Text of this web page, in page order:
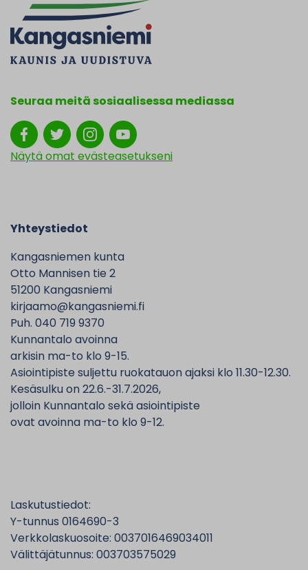
Seuraa meitä sosiaalisessa mediassa
Näytä omat evästeasetukseni
Yhteystiedot
Kangasniemen kunta
Otto Mannisen tie 2
51200 Kangasniemi
kirjaamo@kangasniemi.fi
Puh. 040 719 9370
Kunnantalo avoinna
arkisin ma-to klo 9-15.
Asiointipiste suljettu ruokatauon ajaksi klo 11.30-12.30.
Kesäsulku on 22.6.-31.7.2026,
jolloin Kunnantalo sekä asiointipiste
ovat avoinna ma-to klo 9-12.
Laskutustiedot:
Y-tunnus 0164690-3
Verkkolaskuosoite: 0037016469034011
Välittäjätunnus: 003703575029